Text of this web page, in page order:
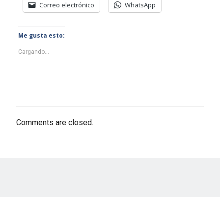
Correo electrónico WhatsApp
Me gusta esto:
Cargando...
Comments are closed.